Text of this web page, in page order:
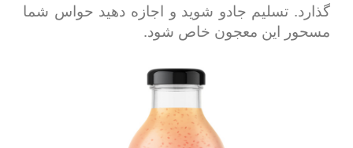
گذارد. تسلیم جادو شوید و اجازه دهید حواس شما
مسحور این معجون خاص شود.